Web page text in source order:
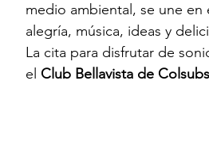
medio ambiental, se une en
alegría, música, ideas y
La cita para disfrutar de
el Club Bellavista de